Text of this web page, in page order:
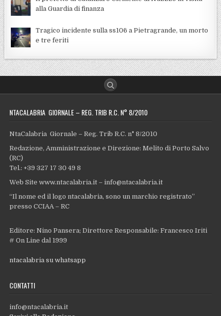
alla Guardia di finanza
Tragico incidente sulla ss106 a Pietragrande, un morto
e tre feriti
NTACALABRIA GIORNALE – REG. TRIB R.C. N° 8/2010
NtaCalabria Giornale – Reg. Trib R.C. n° 8/2010
Redazione, Amministrazione e Direzione: Melito di Porto Salvo
(RC)
Tel.: +39 327 17 30 49 8
Web Site www.ntacalabria.it – info@ntacalabria.it
“Il nome ed il logo ntacalabria, sono un marchio registrato”
presso CCIAA – RC
Editore: Nino Pansera; Direttore Responsabile: Francesco Iriti
# On Line dal 1999
ntacalabria su whatsapp
CONTATTI
info@ntacalabria.it